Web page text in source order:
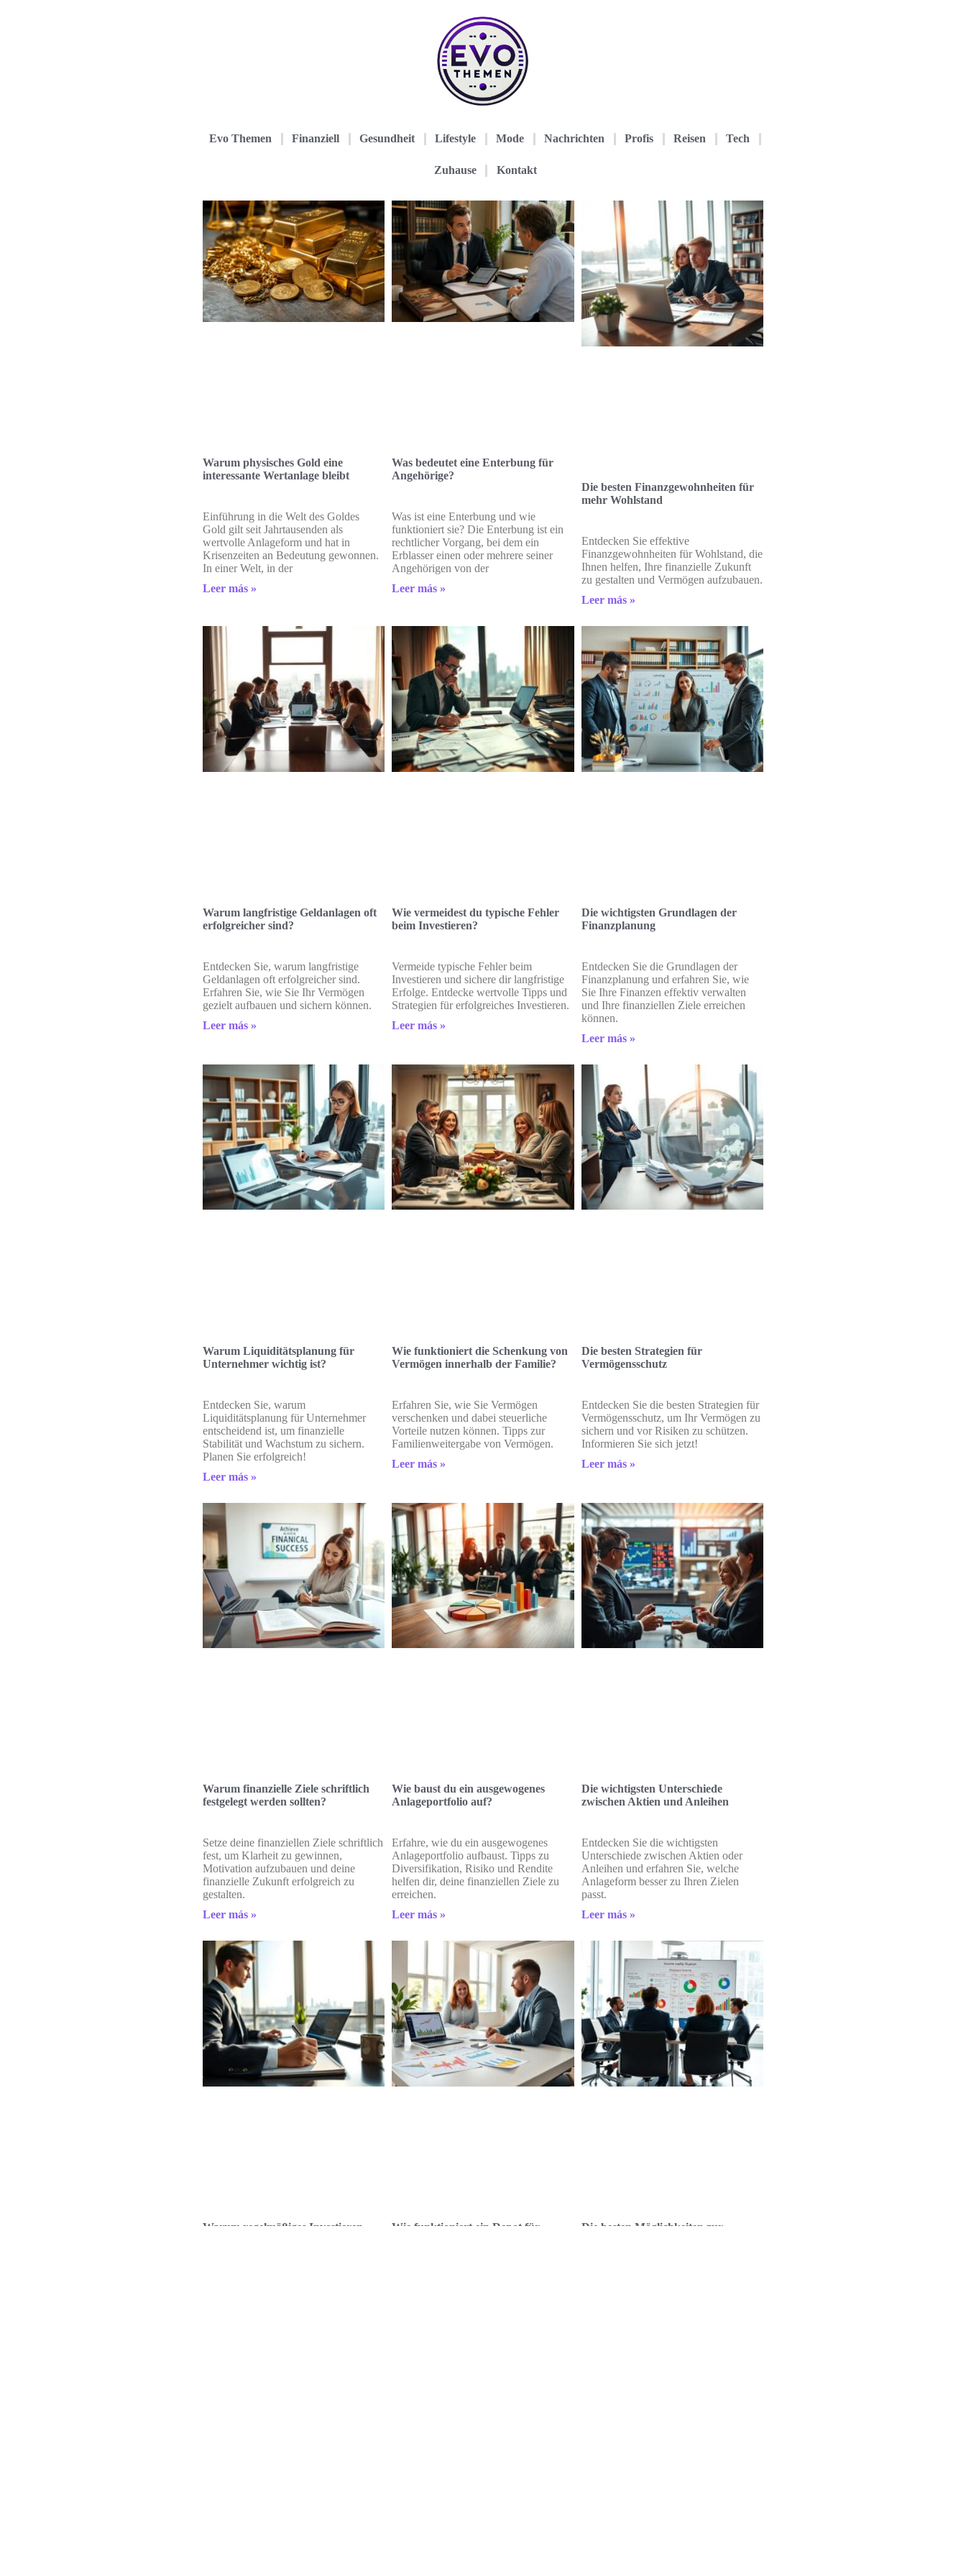
Evo Themen Finanziell Gesundheit Lifestyle Mode Nachrichten Profis Reisen Tech
Zuhause Kontakt
Warum physisches Gold eine
interessante Wertanlage bleibt
Einführung in die Welt des Goldes
Gold gilt seit Jahrtausenden als
wertvolle Anlageform und hat in
Krisenzeiten an Bedeutung gewonnen.
In einer Welt, in der
Leer más »
Was bedeutet eine Enterbung für
Angehörige?
Was ist eine Enterbung und wie
funktioniert sie? Die Enterbung ist ein
rechtlicher Vorgang, bei dem ein
Erblasser einen oder mehrere seiner
Angehörigen von der
Leer más »
Die besten Finanzgewohnheiten für
mehr Wohlstand
Entdecken Sie effektive
Finanzgewohnheiten für Wohlstand, die
Ihnen helfen, Ihre finanzielle Zukunft
zu gestalten und Vermögen aufzubauen.
Leer más »
Warum langfristige Geldanlagen oft
erfolgreicher sind?
Entdecken Sie, warum langfristige
Geldanlagen oft erfolgreicher sind.
Erfahren Sie, wie Sie Ihr Vermögen
gezielt aufbauen und sichern können.
Leer más »
Wie vermeidest du typische Fehler
beim Investieren?
Vermeide typische Fehler beim
Investieren und sichere dir langfristige
Erfolge. Entdecke wertvolle Tipps und
Strategien für erfolgreiches Investieren.
Leer más »
Die wichtigsten Grundlagen der
Finanzplanung
Entdecken Sie die Grundlagen der
Finanzplanung und erfahren Sie, wie
Sie Ihre Finanzen effektiv verwalten
und Ihre finanziellen Ziele erreichen
können.
Leer más »
Warum Liquiditätsplanung für
Unternehmer wichtig ist?
Entdecken Sie, warum
Liquiditätsplanung für Unternehmer
entscheidend ist, um finanzielle
Stabilität und Wachstum zu sichern.
Planen Sie erfolgreich!
Leer más »
Wie funktioniert die Schenkung von
Vermögen innerhalb der Familie?
Erfahren Sie, wie Sie Vermögen
verschenken und dabei steuerliche
Vorteile nutzen können. Tipps zur
Familienweitergabe von Vermögen.
Leer más »
Die besten Strategien für
Vermögensschutz
Entdecken Sie die besten Strategien für
Vermögensschutz, um Ihr Vermögen zu
sichern und vor Risiken zu schützen.
Informieren Sie sich jetzt!
Leer más »
Warum finanzielle Ziele schriftlich
festgelegt werden sollten?
Setze deine finanziellen Ziele schriftlich
fest, um Klarheit zu gewinnen,
Motivation aufzubauen und deine
finanzielle Zukunft erfolgreich zu
gestalten.
Leer más »
Wie baust du ein ausgewogenes
Anlageportfolio auf?
Erfahre, wie du ein ausgewogenes
Anlageportfolio aufbaust. Tipps zu
Diversifikation, Risiko und Rendite
helfen dir, deine finanziellen Ziele zu
erreichen.
Leer más »
Die wichtigsten Unterschiede
zwischen Aktien und Anleihen
Entdecken Sie die wichtigsten
Unterschiede zwischen Aktien oder
Anleihen und erfahren Sie, welche
Anlageform besser zu Ihren Zielen
passt.
Leer más »
Warum regelmäßiges Investieren
Wie funktioniert ein Depot für
Die besten Möglichkeiten zur